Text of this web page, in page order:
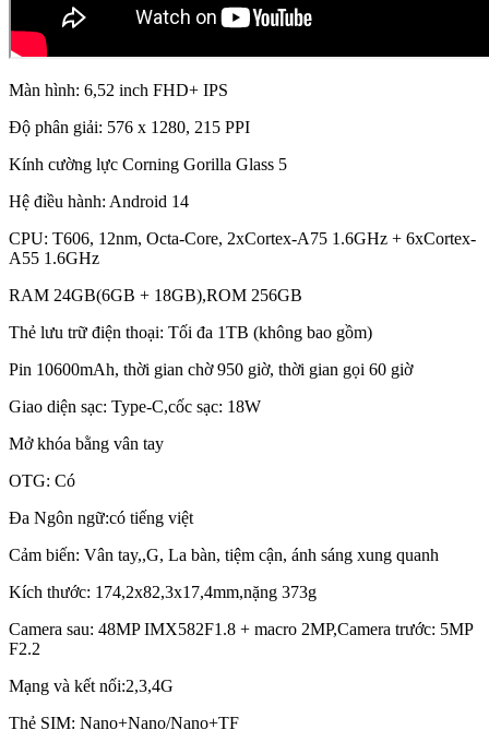
Màn hình: 6,52 inch FHD+ IPS
Độ phân giải: 576 x 1280, 215 PPI
Kính cường lực Corning Gorilla Glass 5
Hệ điều hành: Android 14
CPU: T606, 12nm, Octa-Core, 2xCortex-A75 1.6GHz + 6xCortex-
A55 1.6GHz
RAM 24GB(6GB + 18GB),ROM 256GB
Thẻ lưu trữ điện thoại: Tối đa 1TB (không bao gồm)
Pin 10600mAh, thời gian chờ 950 giờ, thời gian gọi 60 giờ
Giao diện sạc: Type-C,cốc sạc: 18W
Mở khóa bằng vân tay
OTG: Có
Đa Ngôn ngữ:có tiếng việt
Cảm biến: Vân tay,,G, La bàn, tiệm cận, ánh sáng xung quanh
Kích thước: 174,2x82,3x17,4mm,nặng 373g
Camera sau: 48MP IMX582F1.8 + macro 2MP,Camera trước: 5MP
F2.2
Mạng và kết nối:2,3,4G
Thẻ SIM: Nano+Nano/Nano+TF